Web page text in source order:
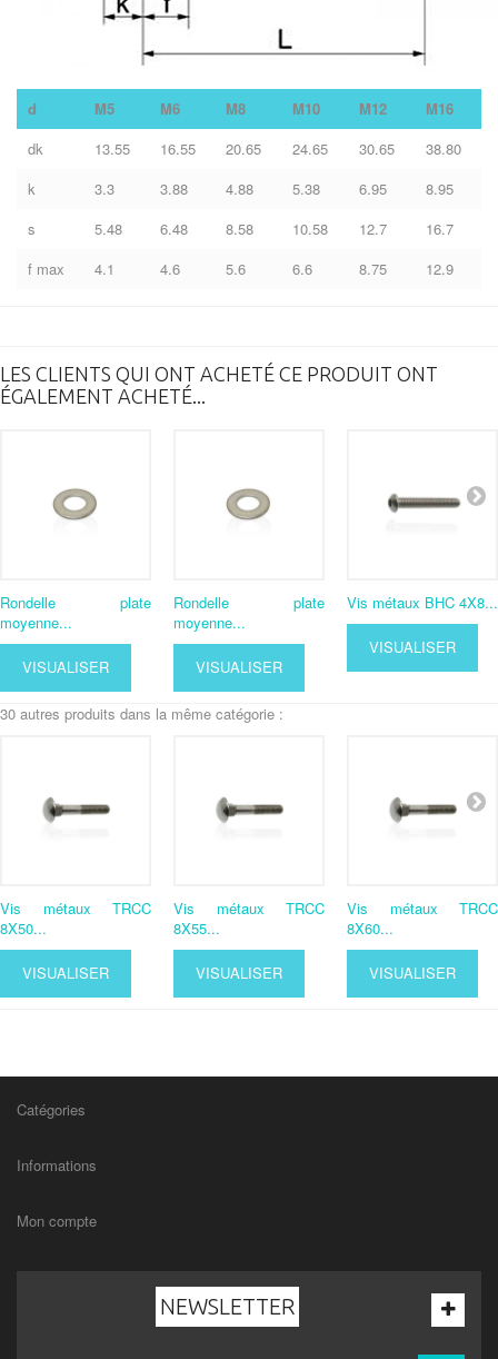
d M5 M6 M8 M10 M12
M16
dk
13.55 16.55 20.65 24.65 30.65
38.80
k
3.3 3.88 4.88 5.38 6.95
8.95
s
5.48 6.48 8.58 10.58 12.7
16.7
f max
4.1 4.6 5.6 6.6 8.75 12.9
LES CLIENTS QUI ONT ACHETÉ CE PRODUIT ONT
ÉGALEMENT ACHETÉ...
Rondelle plate
moyenne...
VISUALISER
Rondelle plate
moyenne...
VISUALISER
Vis métaux BHC 4X8...
VISUALISER
30 autres produits dans la même catégorie :
Vis métaux TRCC
8X50...
VISUALISER
Vis métaux TRCC
8X55...
VISUALISER
Vis métaux TRCC
8X60...
VISUALISER
Catégories
Informations
Mon compte
NEWSLETTER